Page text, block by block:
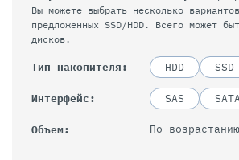
Вы можете выбрать несколько
предложенных SSD/HDD. Всего может
дисков.
Тип накопителя HDD SSD
Интерфейс SAS
Объем По возрастанию